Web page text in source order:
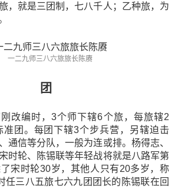
，就是三团制，七八千人；乙种旅，为
一二九师三八六旅旅长陈赓
团
改编时，3个师下辖6个旅，每旅辖2
准团。每团下辖3个步兵营，另辖迫击
通信等分队，一般为连或排。杨得志、
时轮、陈锡联等年轻战将就是八路军第
宋时轮30岁，其他人只有20多岁，称
任三八五旅七六九团团长的陈锡联在回